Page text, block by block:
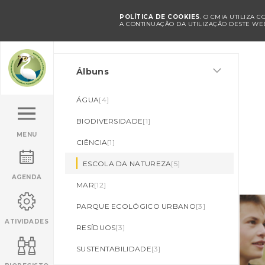
POLÍTICA DE COOKIES. O CMIA UTILIZA
A CONTINUAÇÃO DA UTILIZAÇÃO DESTE
MENU
AGENDA
ATIVIDADES
Álbuns
ÁGUA[4]
BIODIVERSIDADE[1]
CIÊNCIA[1]
ESCOLA DA NATUREZA[5]
MAR[12]
PARQUE ECOLÓGICO URBANO[3]
RESÍDUOS[3]
SUSTENTABILIDADE[3]